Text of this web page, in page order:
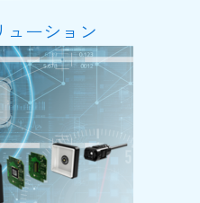
ューション